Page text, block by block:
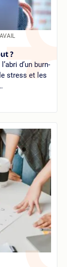
?
d’un burn-
stress et les